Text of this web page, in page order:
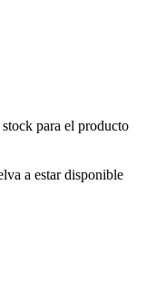
para el producto
a estar disponible